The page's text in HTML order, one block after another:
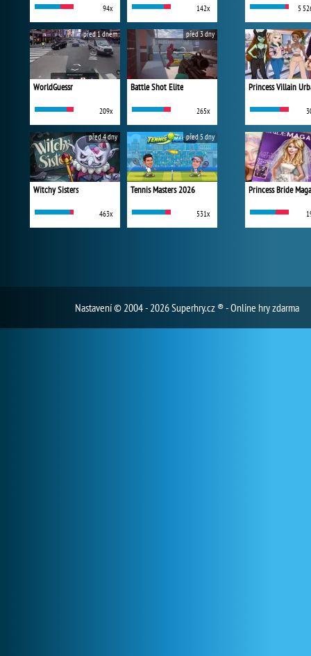
94x 142x
WorldGuessr
209x
před 1 dnem
Battle Shot Elite
265x
před 3 dny
Witchy Sisters
463x
před 4 dny
Tennis Masters 2026
531x
před 5 dny
5
Princess Bride
Nastavení© 2004 - 2026 Superhry.cz ® - Online hry zdarma